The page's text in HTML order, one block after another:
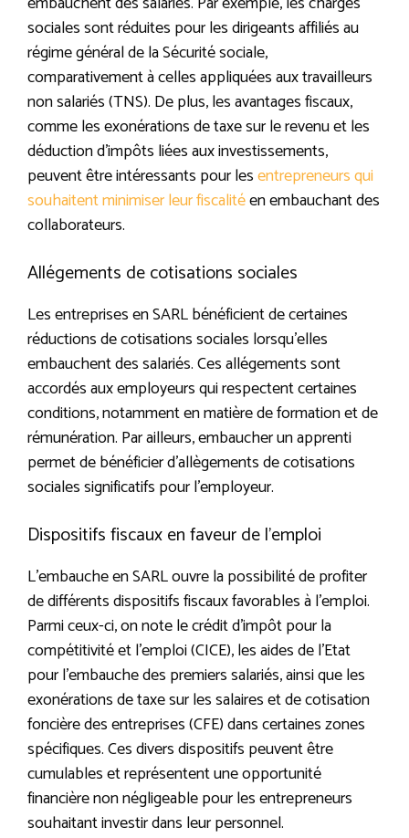
sociales sont réduites pour les dirigeants affiliés au
régime général de la Sécurité sociale,
comparativement à celles appliquées aux travailleurs
non salariés (TNS). De plus, les avantages fiscaux,
comme les exonérations de taxe sur le revenu et les
déduction d’impôts liées aux investissements,
peuvent être intéressants pour lesentrepreneurs qui
souhaitent minimiser leur fiscalitéen embauchant des
collaborateurs.
Allégements de cotisations sociales
Les entreprises en SARL bénéficient de certaines
réductions de cotisations sociales lorsqu’elles
embauchent des salariés. Ces allégements sont
accordés aux employeurs qui respectent certaines
conditions, notamment en matière de formation et de
rémunération. Par ailleurs, embaucher un apprenti
permet de bénéficier d’allègements de cotisations
sociales significatifs pour l’employeur.
Dispositifs fiscaux en faveur de l’emploi
L’embauche en SARL ouvre la possibilité de profiter
de différents dispositifs fiscaux favorables à l’emploi.
Parmi ceux-ci, on note le crédit d’impôt pour la
compétitivité et l’emploi (CICE), les aides de l’Etat
pour l’embauche des premiers salariés, ainsi que les
exonérations de taxe sur les salaires et de cotisation
foncière des entreprises (CFE) dans certaines zones
spécifiques. Ces divers dispositifs peuvent être
cumulables et représentent une opportunité
financière non négligeable pour les entrepreneurs
souhaitant investir dans leur personnel.